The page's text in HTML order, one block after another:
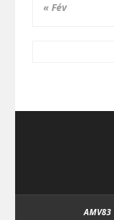
« Fév
AMV83